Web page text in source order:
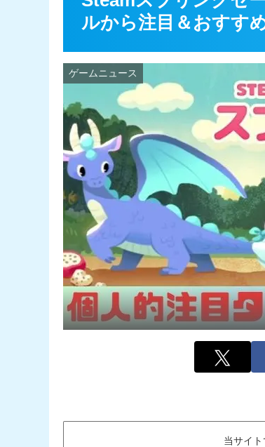
ルから注目＆おすす
ゲームニュース
当サイ